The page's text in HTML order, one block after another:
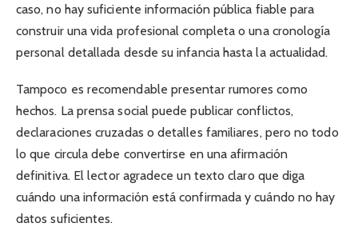
caso, no hay suficiente información pública fiable para
construir una vida profesional completa o una cronología
personal detallada desde su infancia hasta la actualidad.
Tampoco es recomendable presentar rumores como
hechos. La prensa social puede publicar conflictos,
declaraciones cruzadas o detalles familiares, pero no todo
lo que circula debe convertirse en una afirmación
definitiva. El lector agradece un texto claro que diga
cuándo una información está confirmada y cuándo no hay
datos suficientes.